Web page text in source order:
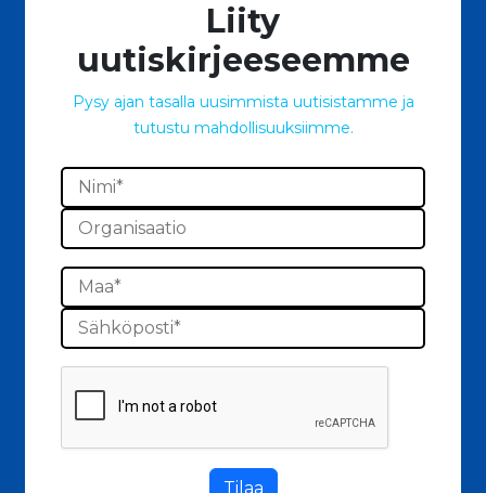
Liity
uutiskirjeeseemme
Pysy ajan tasalla uusimmista uutisistamme ja
tutustu mahdollisuuksiimme.